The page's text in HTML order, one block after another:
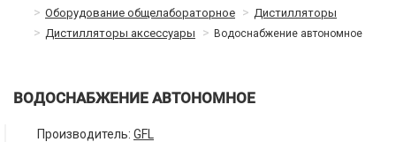
Оборудование общелабораторное
Дистилляторы
Дистилляторы аксессуары
Водоснабжение автономное
ВОДОСНАБЖЕНИЕ АВТОНОМНОЕ
Производитель: GFL